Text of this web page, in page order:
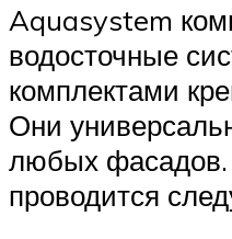
Aquasystem
водосточные
комплектами
Они
любых
проводится